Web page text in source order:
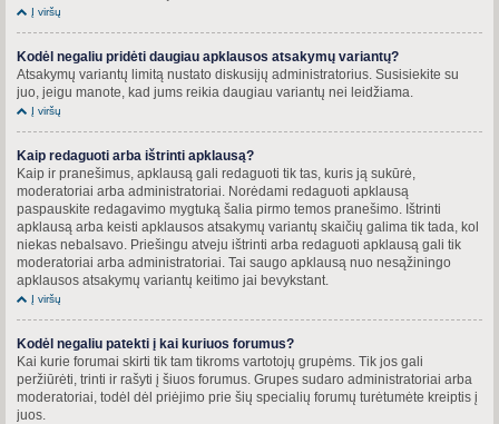
Į viršų
Kodėl negaliu pridėti daugiau apklausos atsakymų variantų?
Atsakymų variantų limitą nustato diskusijų administratorius. Susisiekite su
juo, jeigu manote, kad jums reikia daugiau variantų nei leidžiama.
Į viršų
Kaip redaguoti arba ištrinti apklausą?
Kaip ir pranešimus, apklausą gali redaguoti tik tas, kuris ją sukūrė,
moderatoriai arba administratoriai. Norėdami redaguoti apklausą
paspauskite redagavimo mygtuką šalia pirmo temos pranešimo. Ištrinti
apklausą arba keisti apklausos atsakymų variantų skaičių galima tik tada, kol
niekas nebalsavo. Priešingu atveju ištrinti arba redaguoti apklausą gali tik
moderatoriai arba administratoriai. Tai saugo apklausą nuo nesąžiningo
apklausos atsakymų variantų keitimo jai bevykstant.
Į viršų
Kodėl negaliu patekti į kai kuriuos forumus?
Kai kurie forumai skirti tik tam tikroms vartotojų grupėms. Tik jos gali
peržiūrėti, trinti ir rašyti į šiuos forumus. Grupes sudaro administratoriai arba
moderatoriai, todėl dėl priėjimo prie šių specialių forumų turėtumėte kreiptis į
juos.